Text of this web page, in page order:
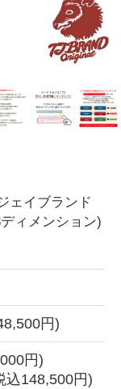
ェイブランド
ィメンション)
円)
円)
148,500円)